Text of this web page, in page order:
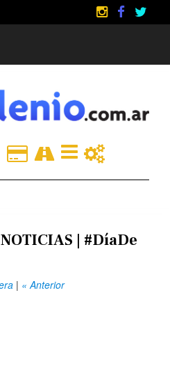
| #DíaDe
| « Anterior